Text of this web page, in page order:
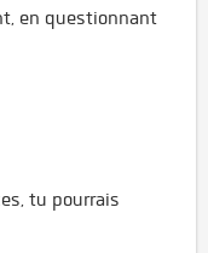
en questionnant
tu pourrais